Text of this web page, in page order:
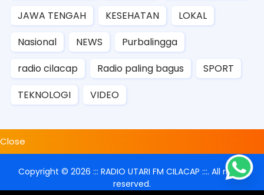
JAWA TENGAH
KESEHATAN
LOKAL
Nasional
NEWS
Purbalingga
radio cilacap
Radio paling bagus
SPORT
TEKNOLOGI
VIDEO
Close
Copyright © 2026 ::: RADIO UTARI FM CILACAP :::. All rights
reserved.